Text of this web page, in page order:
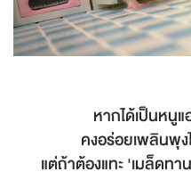
หากได้เป็นหนู
คงอร่อยเพลินพุ
แต่ถ้าต้องแทะ 'เมล็ดทา